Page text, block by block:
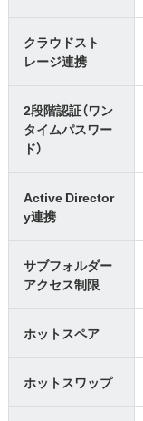
クラウドスト
レージ連携
2段階認証（ワン
タイムパスワー
ド）
Active Director
y連携
サブフォルダー
アクセス制限
ホットスペア
ホットスワップ